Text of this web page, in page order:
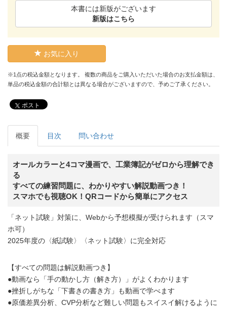
本書には新版がございます
新版はこちら
お気に入り
※1点の税込金額となります。 複数の商品をご購入いただいた場合のお支払金額は、
単品の税込金額の合計額とは異なる場合がございますので、予めご了承ください。
ポスト
概要 目次 問い合わせ
オールカラーと4コマ漫画で、工業簿記がゼロから理解でき
る
すべての練習問題に、わかりやすい解説動画つき！
スマホでも視聴OK！QRコードから簡単にアクセス
「ネット試験」対策に、Webから予想模擬が受けられます（スマ
ホ可）
2025年度の〈紙試験〉〈ネット試験〉に完全対応
【すべての問題は解説動画つき】
●動画なら「手の動かし方（解き方）」がよくわかります
●挫折しがちな「下書きの書き方」も動画で学べます
●原価差異分析、CVP分析など難しい問題もスイスイ解けるように